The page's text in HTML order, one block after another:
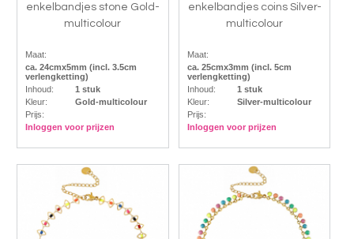
enkelbandjes stone Gold-
multicolour
Maat:
ca. 24cmx5mm (incl. 3.5cm
verlengketting)
Inhoud:
1 stuk
Kleur:
Gold-multicolour
Prijs:
Inloggen voor prijzen
enkelbandjes coins Silver-
multicolour
Maat:
ca. 25cmx3mm (incl. 5cm
verlengketting)
Inhoud:
1 stuk
Kleur:
Silver-multicolour
Prijs:
Inloggen voor prijzen